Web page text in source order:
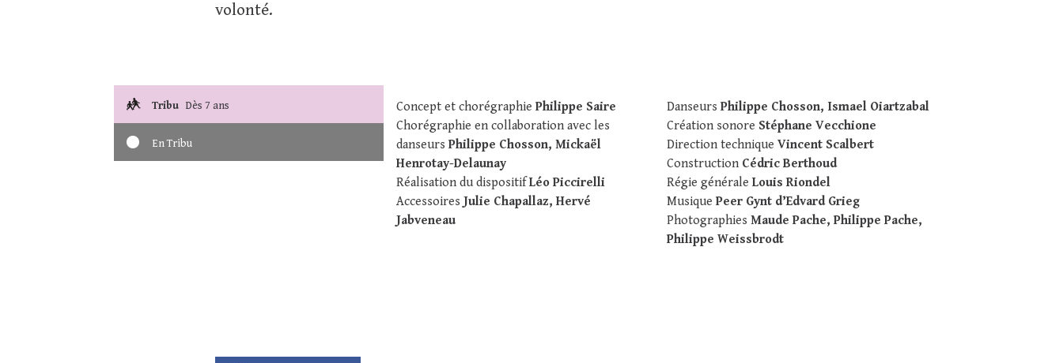
volonté.
Concept et chorégraphiePhilippe Saire
Chorégraphie en collaboration avec les
danseursPhilippe Chosson, Mickaël
Henrotay-Delaunay
Réalisation du dispositifLéo Piccirelli
AccessoiresJulie Chapallaz, Hervé
Jabveneau
Danseurs Philippe Chosson, Ismael Oiartzabal
Création sonore Stéphane Vecchione
Direction technique Vincent Scalbert
Construction Cédric Berthoud
Régie générale Louis Riondel
Musique Peer Gynt d’Edvard Grieg
Photographies Maude Pache, Philippe Pache,
Philippe Weissbrodt
Tribu Dès 7 ans
En Tribu